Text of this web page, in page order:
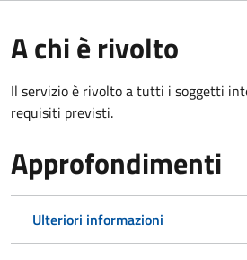
A chi è rivolto
Il servizio è rivolto a tutti i soggetti
requisiti previsti.
Approfondimenti
Ulteriori informazioni